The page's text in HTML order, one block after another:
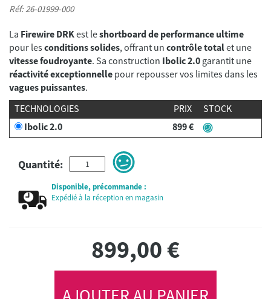
Réf: 26-01999-000
La Firewire DRK est leshortboard de performance ultime
pour lesconditions solides, offrant un contrôle totalet une
vitesse foudroyante. Sa construction Ibolic 2.0 garantit une
réactivité exceptionnelle pour repousser vos limites dans les
vagues puissantes.
TECHNOLOGIES
PRIX
STOCK
Ibolic 2.0
899 €
Quantité:
Disponible, précommande :
Expédié à la réception en magasin
899,00€